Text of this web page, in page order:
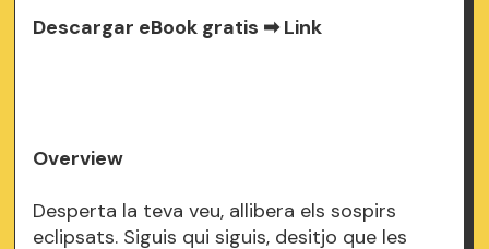
Descargar eBook gratis ➡Link
Overview
Desperta la teva veu, allibera els sospirs
eclipsats. Siguis qui siguis, desitjo que les